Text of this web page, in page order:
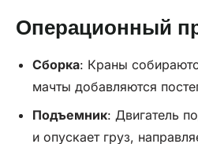
Операционный
Сборка: Краны
мачты добавляются
Подъемник: Двигатель
и опускает груз,